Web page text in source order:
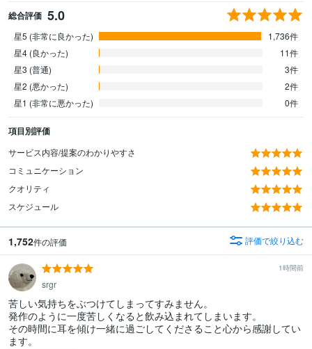
総合評価 5.0
星5 (非常に良かった)
1,736件
星4 (良かった)
11件
星3 (普通)
3件
星2 (悪かった)
2件
星1 (非常に悪かった)
0件
項目別評価
サービス内容/提案のわかりやすさ
コミュニケーション
クオリティ
スケジュール
1,752件の評価 評価で絞り込む
1時間前
srgr
苦しい気持ちをぶつけてしまってすみません。
発作のように一度苦しくなると飲み込まれてしまいます。
その時間に耳を傾け一緒に過ごしてくださること心から感謝してい
ます。